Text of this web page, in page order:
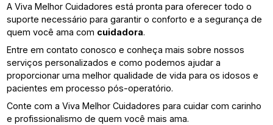
A Viva Melhor Cuidadores está pronta para oferecer todo o
suporte necessário para garantir o conforto e a segurança de
quem você ama com cuidadora.
Entre em contato conosco e conheça mais sobre nossos
serviços personalizados e como podemos ajudar a
proporcionar uma melhor qualidade de vida para os idosos e
pacientes em processo pós-operatório.
Conte com a Viva Melhor Cuidadores para cuidar com carinho
e profissionalismo de quem você mais ama.